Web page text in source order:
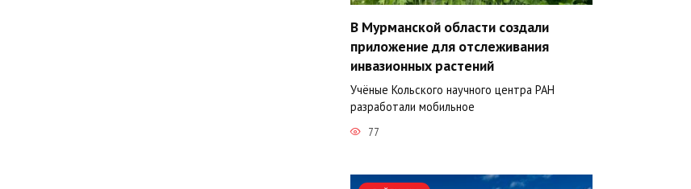
В Мурманской области создали
приложение для отслеживания
инвазионных растений
Учёные Кольского научного центра РАН
разработали мобильное
77